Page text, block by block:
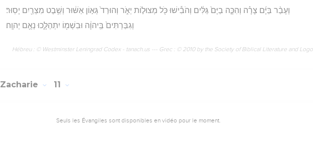
וְעָבַ֨ר בַּיָּ֜ם צָרָ֗ה וְהִכָּ֤ה בַיָּם֙ גַּלִּ֔ים וְהֹבִ֕ישׁוּ כֹּ֖ל מְצוּל֣וֹת יְאֹ֑ר וְהוּרַד֙ גְּא֣וֹן אַשּׁ֔וּר וְשֵׁ֥בֶט מִצְרַ֖יִם יָסֽוּר׃
וְגִבַּרְתִּים֙ בַּֽיהוָ֔ה וּבִשְׁמ֖וֹ יִתְהַלָּ֑כוּ נְאֻ֖ם יְהוָֽה׃
Hébreu : © Westminster Leningrad Codex - tanach.us --- Grec : © 2010 by the Society of Biblical Literature and
Zacharie 11
Seuls les Évangiles sont disponibles en vidéo pour le moment.